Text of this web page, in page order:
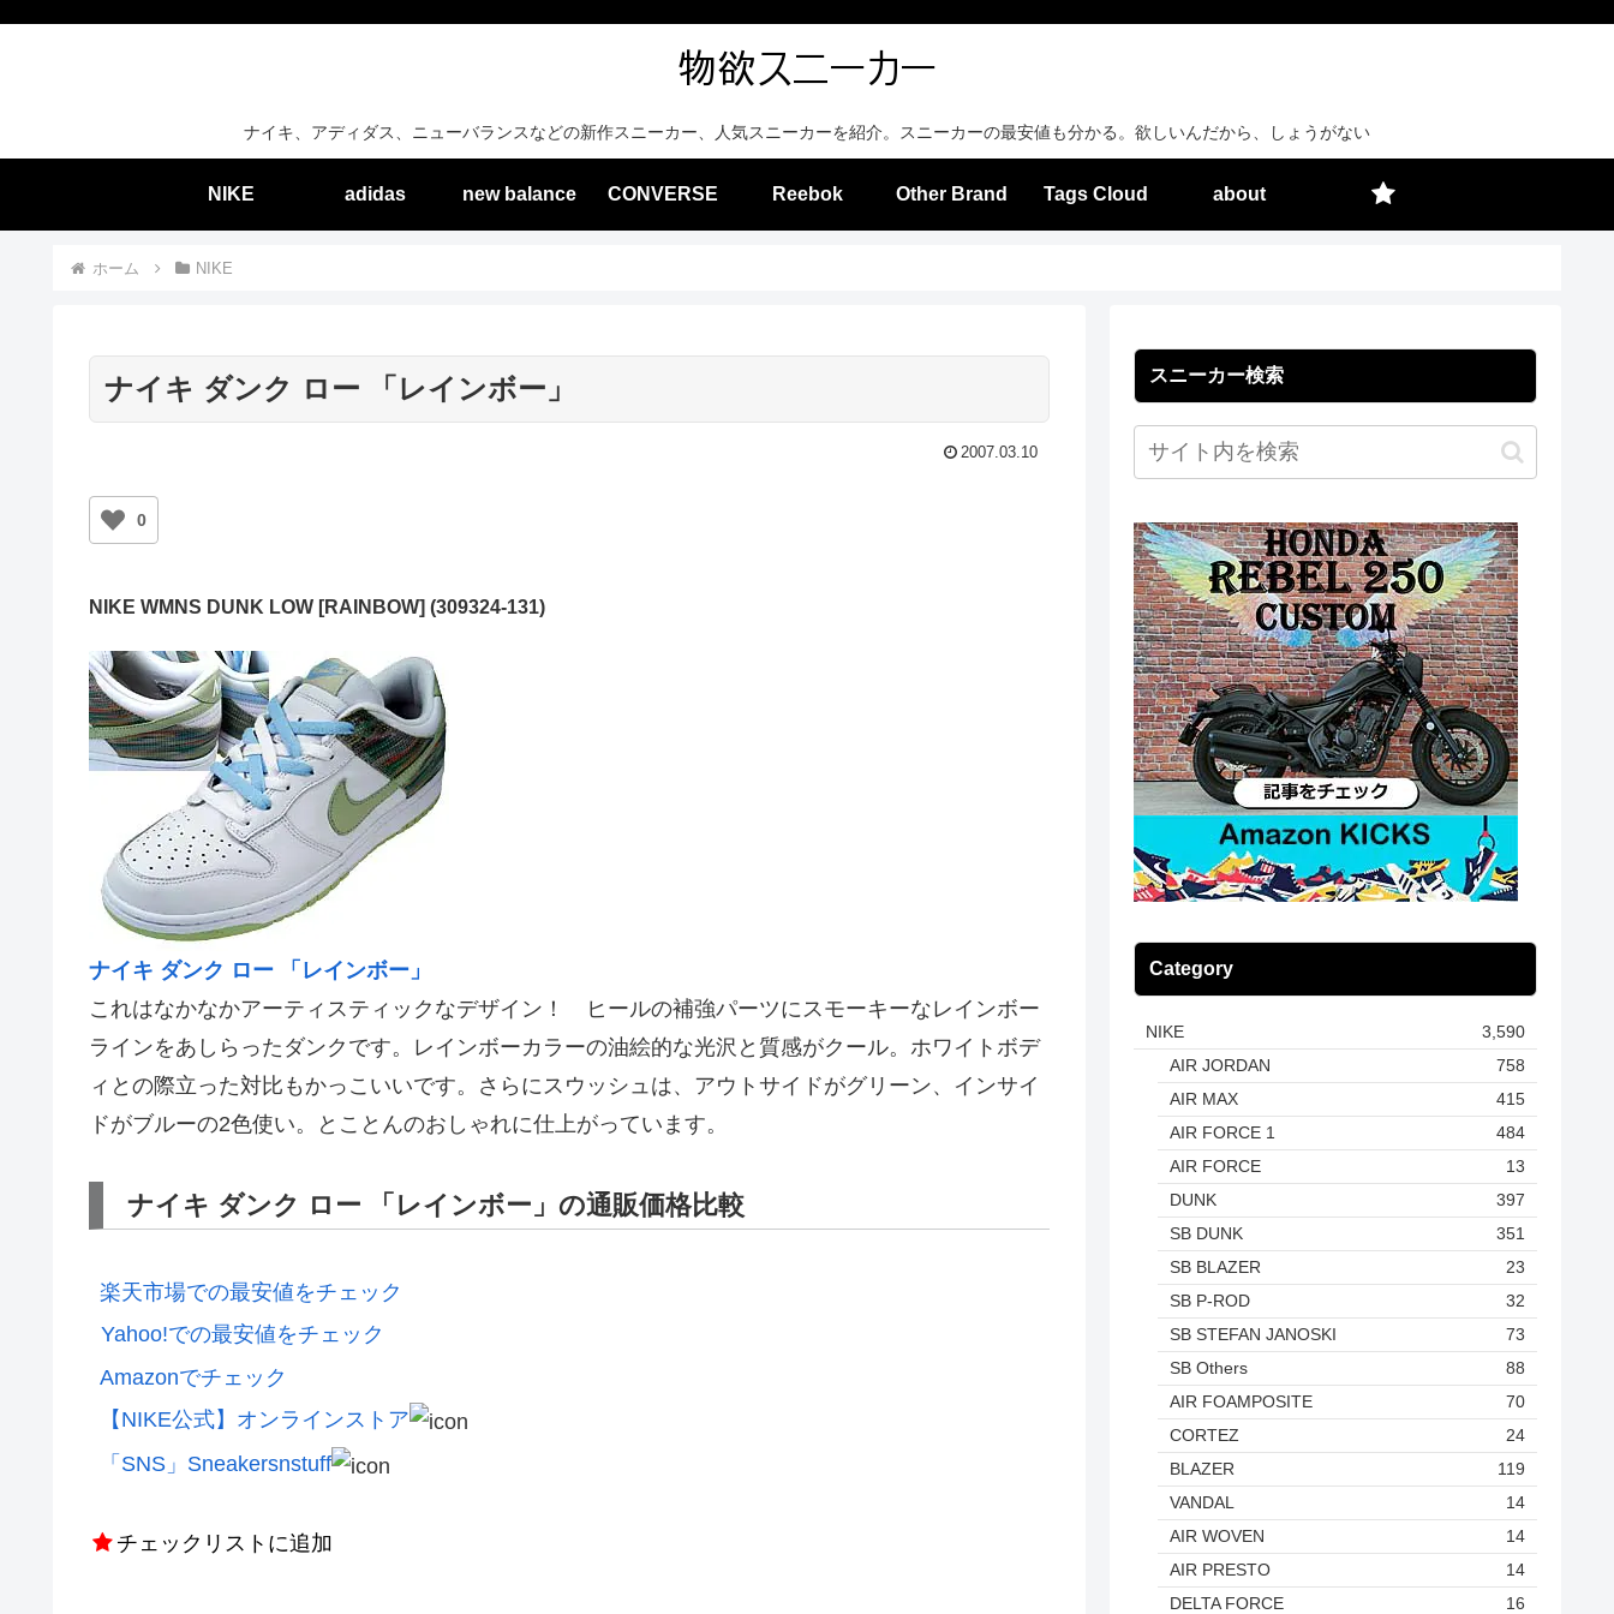
ナイキ、アディダス、ニューバランスなどの新作スニーカー、人気スニーカーを紹介。スニーカーの最安値も分かる。欲しいんだから、しょうがない
NIKE adidas new balance CONVERSE Reebok Other Brand Tags Cloud about
ホーム NIKE
ナイキ ダンク ロー 「レインボー」
2007.03.10
0
NIKE WMNS DUNK LOW [RAINBOW] (309324-131)
ナイキ ダンク ロー 「レインボー」
これはなかなかアーティスティックなデザイン！ ヒールの補強パーツにスモーキーなレインボー
ラインをあしらったダンクです。レインボーカラーの油絵的な光沢と質感がクール。ホワイトボデ
ィとの際立った対比もかっこいいです。さらにスウッシュは、アウトサイドがグリーン、インサイ
ドがブルーの2色使い。とことんのおしゃれに仕上がっています。
ナイキ ダンク ロー 「レインボー」の通販価格比較
楽天市場での最安値をチェック
Yahoo!での最安値をチェック
Amazonでチェック
【NIKE公式】オンラインストア
「SNS」Sneakersnstuff
チェックリストに追加
スニーカー検索
Category
NIKE
3,590
AIR JORDAN
758
AIR MAX
415
AIR FORCE 1
484
AIR FORCE
13
DUNK
397
SB DUNK
351
SB BLAZER
23
SB P-ROD
32
SB STEFAN JANOSKI
73
SB Others
88
AIR FOAMPOSITE
70
CORTEZ
24
BLAZER
119
VANDAL
14
AIR WOVEN
14
AIR PRESTO
14
DELTA FORCE
16